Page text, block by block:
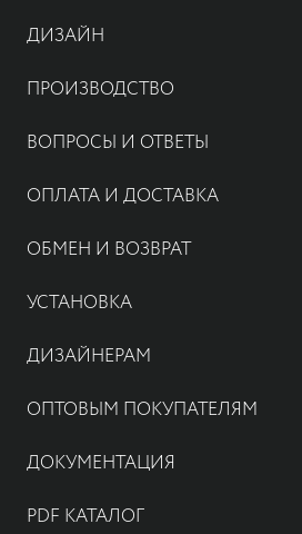
ДИЗАЙН
ПРОИЗВОДСТВО
ВОПРОСЫ И ОТВЕТЫ
ОПЛАТА И ДОСТАВКА
ОБМЕН И ВОЗВРАТ
УСТАНОВКА
ДИЗАЙНЕРАМ
ОПТОВЫМ ПОКУПАТЕЛЯМ
ДОКУМЕНТАЦИЯ
PDF КАТАЛОГ